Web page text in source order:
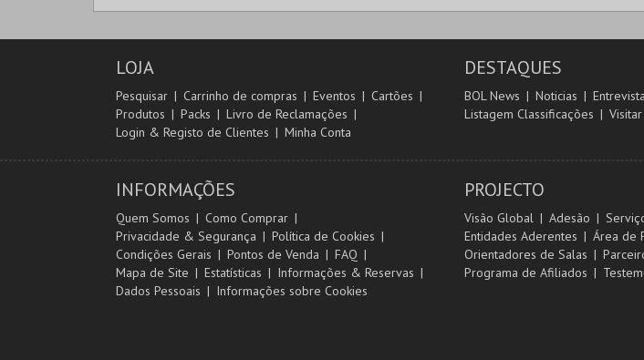
CLÁSSICOS DO
COMPRAR
DO BRASIL
COMPRAR
DO BRASIL
COMPRAR
LOJA
Pesquisar Carrinho de compras Eventos
Cartões
Produtos
Packs
Livro de Reclamações
Login & Registo de Clientes
Minha Conta
DESTAQUES
BOL News Noticias
Listagem Classificações
INFORMAÇÕES
Quem Somos
Como Comprar
Privacidade & Segurança
Política de Cookies
Condições Gerais
Pontos de Venda
FAQ
Mapa de Site
Estatísticas
Informações & Reservas
Dados Pessoais
Informações sobre Cookies
PROJECTO
Visão Global Adesão
Entidades Aderentes
Área de
Orientadores de Salas
Programa de Afiliados